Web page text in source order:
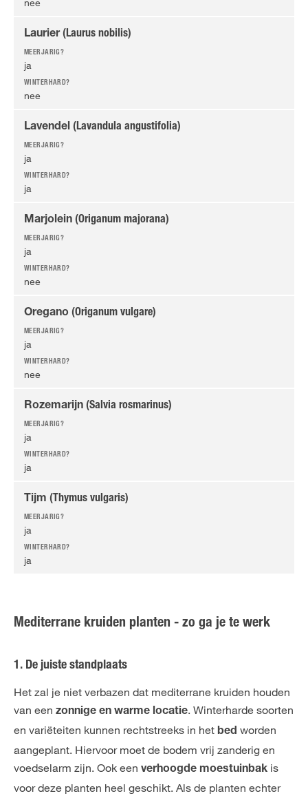
nee
Laurier(Laurus nobilis)
ja
nee
Lavendel (Lavandula angustifolia)
ja
ja
Marjolein (Origanum majorana)
ja
nee
Oregano (Origanum vulgare)
ja
nee
Rozemarijn (Salvia rosmarinus)
ja
ja
Tijm (Thymus vulgaris)
ja
ja
Mediterrane kruiden planten - zo ga je te werk
1. De juiste standplaats
Het zal je niet verbazen dat mediterrane kruiden houden
van een zonnige en warme locatie. Winterharde soorten
en variëteiten kunnen rechtstreeks in het bed worden
aangeplant. Hiervoor moet de bodem vrij zanderig en
voedselarm zijn. Ook een verhoogde moestuinbak is
voor deze planten heel geschikt. Als de planten echter